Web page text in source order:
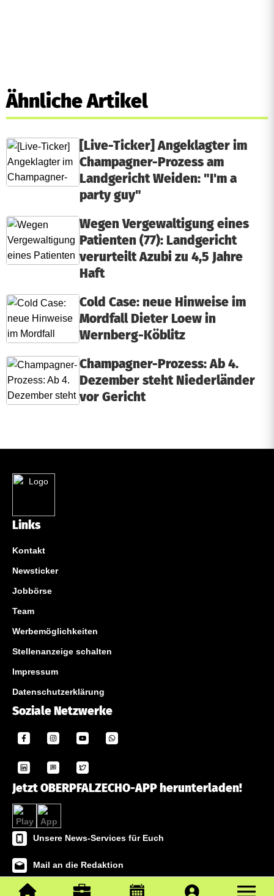
Ähnliche Artikel
[Live-Ticker] Angeklagter im
Champagner-Prozess am
Landgericht Weiden: "I'm a
party guy"
Wegen Vergewaltigung eines
Patienten (77): Landgericht
verurteilt Azubi zu 4,5 Jahre
Haft
Cold Case: neue Hinweise im
Mordfall Dieter Loew in
Wernberg-Köblitz
Champagner-Prozess: Ab 4.
Dezember steht Niederländer
vor Gericht
Links
Kontakt
Newsticker
Jobbörse
Team
Werbemöglichkeiten
Stellenanzeige schalten
Impressum
Datenschutzerklärung
Soziale Netzwerke
Jetzt OBERPFALZECHO-APP herunterladen!
Unsere News-Services für Euch
Mail an die Redaktion